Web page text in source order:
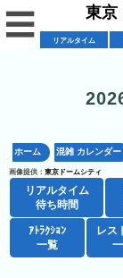
ア
ル
タ
イ
ム
待
混
雑
カ
レ
ン
混
雑
予
レ
☰ 東京
リアルタイム
ホーム 混雑 カレンダー
画像提供： 東京ドームシティ
リアルタイム
待ち時間
ｱﾄﾗｸｼｮﾝ
一覧
レス